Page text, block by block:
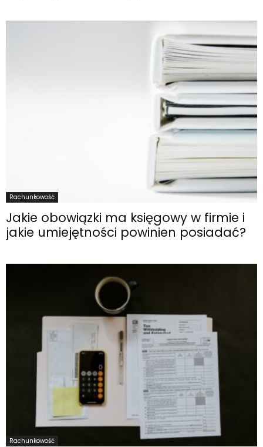
Rachunkowość
Jakie obowiązki ma księgowy w firmie i
jakie umiejętności powinien posiadać?
Rachunkowość